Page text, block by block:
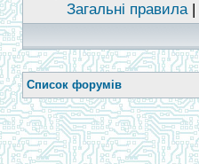
Загальні правила|
Список форумів